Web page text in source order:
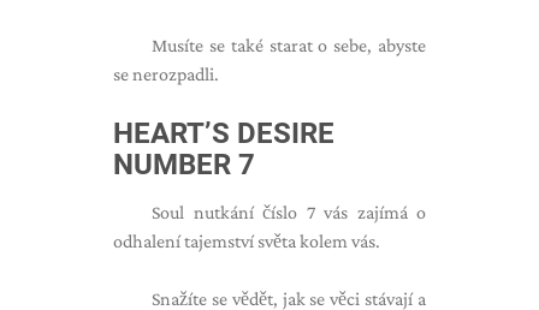
Musíte se také starat o sebe, abyste
se nerozpadli.
HEART’S DESIRE
NUMBER 7
Soul nutkání číslo 7 vás zajímá o
odhalení tajemství světa kolem vás.
Snažíte se vědět, jak se věci stávají a